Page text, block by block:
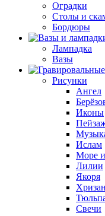
Оградки
Столы и
Бордюры
Лампадка
Вазы
Рисунки
Ангел
Иконы
Ислам
Море
Лилии
Якоря
Свечи